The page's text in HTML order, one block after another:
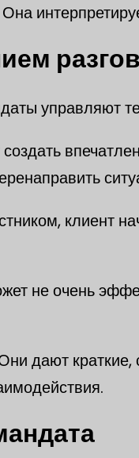
управляют
клиент
не очень
дают краткие,